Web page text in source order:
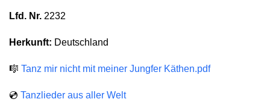
Lfd. Nr. 2232
Herkunft: Deutschland
🎼 Tanz mir nicht mit meiner Jungfer Käthen.pdf
💿 Tanzlieder aus aller Welt